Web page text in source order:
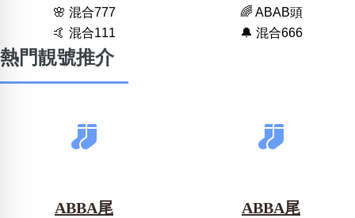
🌸 混合777
🌈 ABAB頭
🤙 混合111
🔔 混合666
熱門靚號推介
ABBA尾 ABBA尾